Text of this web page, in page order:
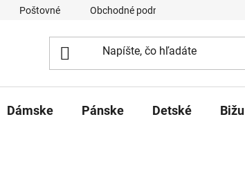
Poštovné Obchodné podmienky
Dámske Pánske Detské Bižu